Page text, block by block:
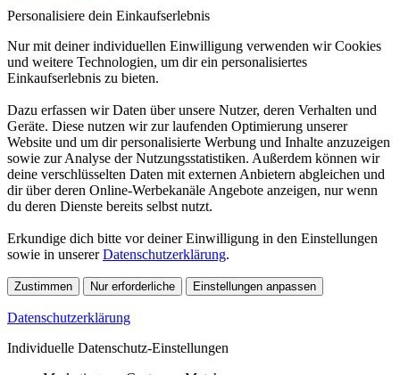
Personalisiere dein Einkaufserlebnis
Nur mit deiner individuellen Einwilligung verwenden wir Cookies
und weitere Technologien, um dir ein personalisiertes
Einkaufserlebnis zu bieten.
Dazu erfassen wir Daten über unsere Nutzer, deren Verhalten und
Geräte. Diese nutzen wir zur laufenden Optimierung unserer
Website und um dir personalisierte Werbung und Inhalte anzuzeigen
sowie zur Analyse der Nutzungsstatistiken. Außerdem können wir
deine verschlüsselten Daten mit externen Anbietern abgleichen und
dir über deren Online-Werbekanäle Angebote anzeigen, nur wenn
du deren Dienste bereits selbst nutzt.
Erkundige dich bitte vor deiner Einwilligung in den Einstellungen
sowie in unsererDatenschutzerklärung.
Zustimmen Nur erforderliche Einstellungen anpassen
Datenschutzerklärung
Individuelle Datenschutz-Einstellungen